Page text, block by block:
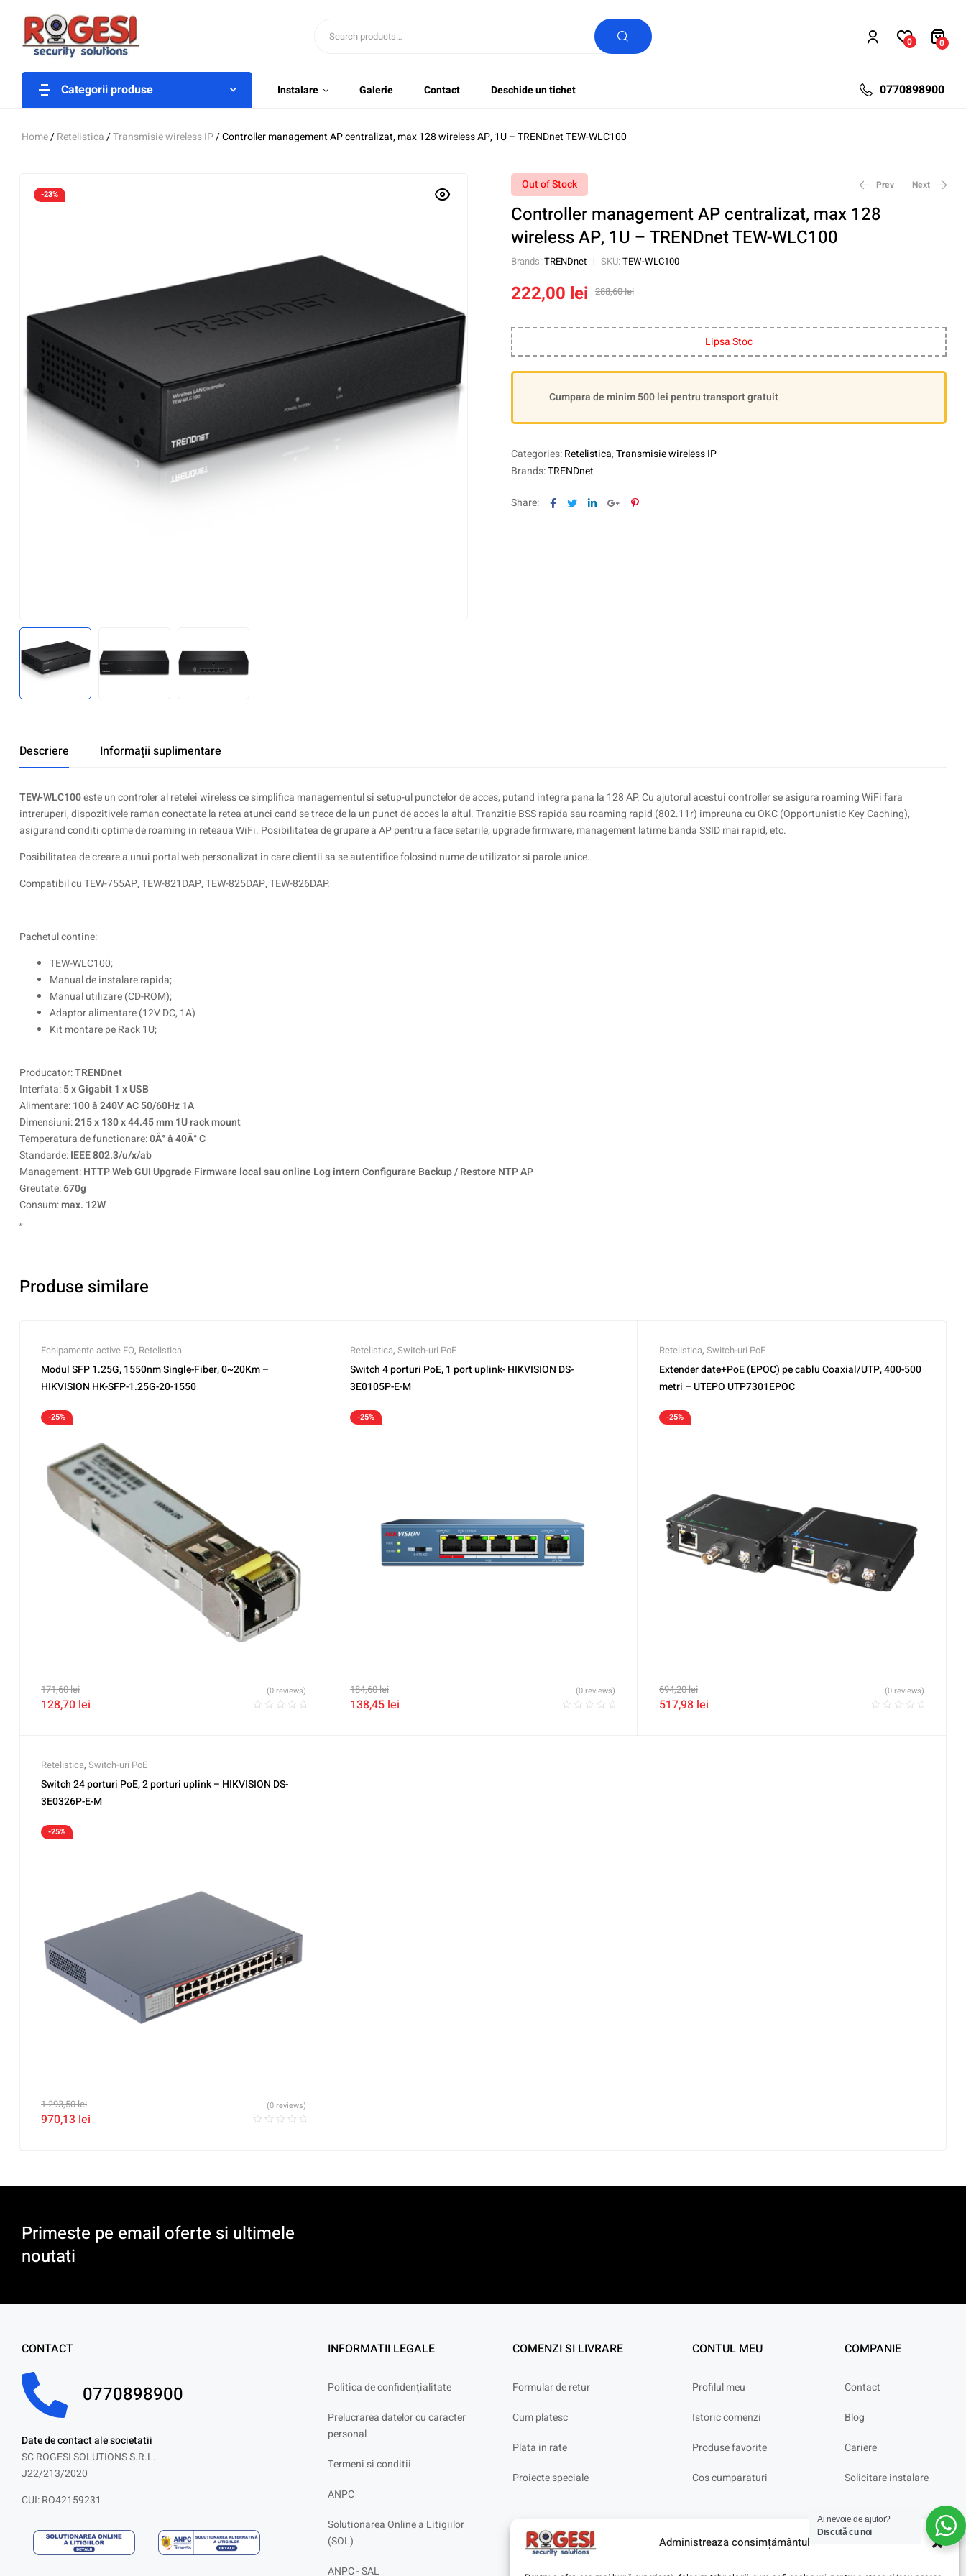
Administrează consimțământul
0 0
Categorii produse Instalare Galerie Contact Deschide un tichet 0770898900
Home/Retelistica/Transmisie wireless IP/ Controller management AP centralizat, max 128 wireless AP, 1U – TRENDnet TEW-WLC100
-23%
Out of Stock Prev
16,30
Next
380,25
Controller management AP centralizat, max 128
wireless AP, 1U – TRENDnet TEW-WLC100
Brands: TRENDnet SKU: TEW-WLC100
288,60lei
222,00 lei
Lipsa Stoc
Cumpara de minim 500 lei pentru transport gratuit
Categories:Retelistica,Transmisie wireless IP
Brands:TRENDnet
Share: Facebook
TwitterLinkedinGoogle+Pinterest
Descriere Informații suplimentare
TEW-WLC100este un controler al retelei wireless ce simplifica managementul si setup-ul punctelor de acces, putand integra pana la 128 AP. Cu ajutorul acestui controller se asigura roaming WiFi fara
intreruperi, dispozitivele raman conectate la retea atunci cand se trece de la un punct de acces la altul. Tranzitie BSS rapida sau roaming rapid (802.11r) impreuna cu OKC (Opportunistic Key Caching),
asigurand conditi optime de roaming in reteaua WiFi. Posibilitatea de grupare a AP pentru a face setarile, upgrade firmware, management latime banda SSID mai rapid, etc.
Posibilitatea de creare a unui portal web personalizat in care clientii sa se autentifice folosind nume de utilizator si parole unice.
Compatibil cu TEW-755AP, TEW-821DAP, TEW-825DAP, TEW-826DAP.
Pachetul contine:
TEW-WLC100;
Manual de instalare rapida;
Manual utilizare (CD-ROM);
Adaptor alimentare (12V DC, 1A)
Kit montare pe Rack 1U;
Producator:TRENDnet
Interfata:5 x Gigabit 1 x USB
Alimentare:100 â 240V AC 50/60Hz 1A
Dimensiuni:215 x 130 x 44.45 mm 1U rack mount
Temperatura de functionare:0Â° â 40Â° C
Standarde:IEEE 802.3/u/x/ab
Management:HTTP Web GUI Upgrade Firmware local sau online Log intern Configurare Backup / Restore NTP AP
Greutate:670g
Consum:max. 12W
„
Produse similare
Echipamente active FO, Retelistica
Modul SFP 1.25G, 1550nm Single-Fiber, 0~20Km –
HIKVISION HK-SFP-1.25G-20-1550
-25%
171,60lei
128,70 lei
(0 reviews)
Retelistica, Switch-uri PoE
Switch 4 porturi PoE, 1 port uplink- HIKVISION DS-
3E0105P-E-M
-25%
184,60lei
138,45 lei
(0 reviews)
Retelistica, Switch-uri PoE
Extender date+PoE (EPOC) pe cablu Coaxial/UTP, 400-500
metri – UTEPO UTP7301EPOC
-25%
694,20lei
517,98 lei
(0 reviews)
Retelistica, Switch-uri PoE
Switch 24 porturi PoE, 2 porturi uplink – HIKVISION DS-
3E0326P-E-M
-25%
1.293,50lei
970,13 lei
(0 reviews)
Primeste pe email oferte si ultimele
noutati
CONTACT
0770898900
Date de contact ale societatii
SC ROGESI SOLUTIONS S.R.L.
J22/213/2020
CUI: RO42159231
INFORMATII LEGALE
Politica de confidențialitate
Prelucrarea datelor cu caracter
personal
Termeni si conditii
ANPC
Solutionarea Online a Litigiilor
(SOL)
ANPC - SAL
COMENZI SI LIVRARE
Formular de retur
Cum platesc
Plata in rate
Proiecte speciale
CONTUL MEU
Profilul meu
Istoric comenzi
Produse favorite
Cos cumparaturi
COMPANIE
Contact
Blog
Cariere
Solicitare instalare
Ai nevoie de ajutor?
Discută cu noi